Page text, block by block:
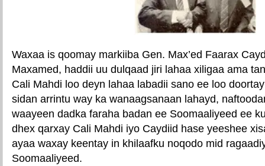
Waxaa is qoomay markiiba Gen. Max’ed Faarax
Maxamed, haddii uu dulqaad jiri lahaa xiligaa ama
Cali Mahdi loo deyn lahaa labadii sano ee loo
sidan arrintu way ka wanaagsanaan lahayd,
waayeen dadka faraha badan ee Soomaaliyeed ee
dhex qarxay Cali Mahdi iyo Caydiid hase yeeshee
ayaa waxay keentay in khilaafku noqodo mid
Soomaaliyeed.